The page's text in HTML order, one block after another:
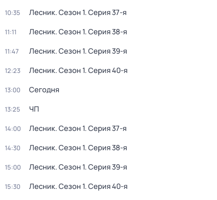
10:35 Лесник. Сезон 1. Серия 37-я
11:11 Лесник. Сезон 1. Серия 38-я
11:47 Лесник. Сезон 1. Серия 39-я
12:23 Лесник. Сезон 1. Серия 40-я
13:00 Сегодня
13:25 ЧП
14:00 Лесник. Сезон 1. Серия 37-я
14:30 Лесник. Сезон 1. Серия 38-я
15:00 Лесник. Сезон 1. Серия 39-я
15:30 Лесник. Сезон 1. Серия 40-я